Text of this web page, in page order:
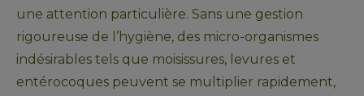
une attention particulière. Sans une gestion
rigoureuse de l’hygiène, des micro-organismes
indésirables tels que moisissures, levures et
entérocoques peuvent se multiplier rapidement,